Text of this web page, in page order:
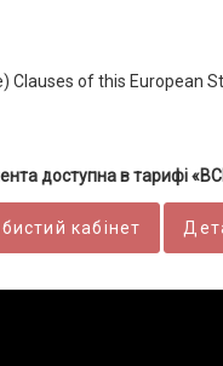
Clauses of this European
доступна в тарифі
кабінет